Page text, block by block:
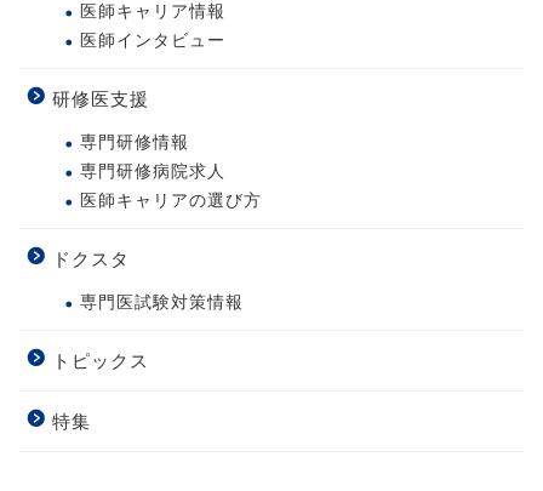
医師キャリア情報
医師インタビュー
研修医支援
専門研修情報
専門研修病院求人
医師キャリアの選び方
ドクスタ
専門医試験対策情報
トピックス
特集